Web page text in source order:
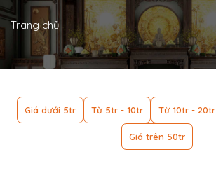
Trang chủ
Giá dưới 5tr Từ 5tr - 10tr Từ 10tr - 20tr
Giá trên 50tr